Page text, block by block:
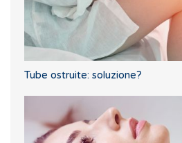
Tube ostruite: soluzione?